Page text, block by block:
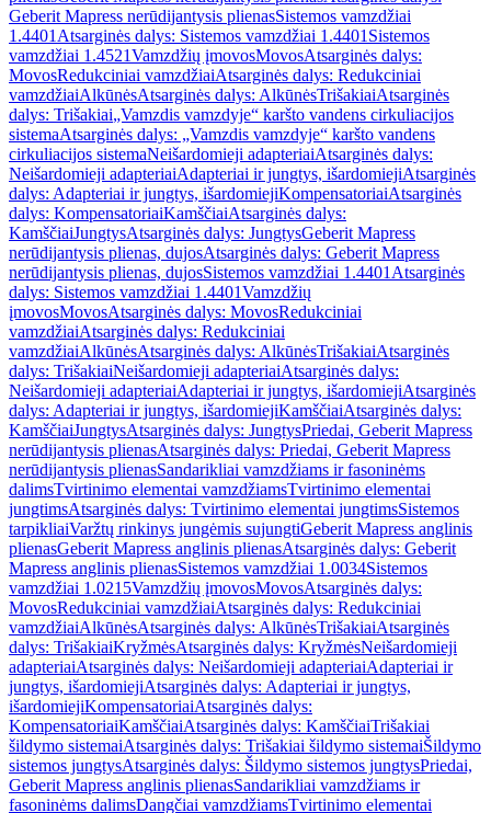
Geberit Mapress nerūdijantysis plienasSistemos vamzdžiai
1.4401 Atsarginės dalys: Sistemos vamzdžiai 1.4401 Sistemos
vamzdžiai 1.4521Vamzdžių įmovosMovosAtsarginės dalys:
MovosRedukciniai vamzdžiaiAtsarginės dalys: Redukciniai
vamzdžiaiAlkūnėsAtsarginės dalys: AlkūnėsTrišakiaiAtsarginės
dalys: Trišakiai„Vamzdis vamzdyje“ karšto vandens cirkuliacijos
sistemaAtsarginės dalys: „Vamzdis vamzdyje“ karšto vandens
cirkuliacijos sistemaNeišardomieji adapteriaiAtsarginės dalys:
Neišardomieji adapteriaiAdapteriai ir jungtys, išardomiejiAtsarginės
dalys: Adapteriai ir jungtys, išardomiejiKompensatoriaiAtsarginės
dalys: KompensatoriaiKamščiaiAtsarginės dalys:
KamščiaiJungtysAtsarginės dalys: JungtysGeberit Mapress
nerūdijantysis plienas, dujosAtsarginės dalys: Geberit Mapress
nerūdijantysis plienas, dujosSistemos vamzdžiai 1.4401 Atsarginės
dalys: Sistemos vamzdžiai 1.4401Vamzdžių
įmovosMovosAtsarginės dalys: MovosRedukciniai
vamzdžiaiAtsarginės dalys: Redukciniai
vamzdžiaiAlkūnėsAtsarginės dalys: AlkūnėsTrišakiaiAtsarginės
dalys: TrišakiaiNeišardomieji adapteriaiAtsarginės dalys:
Neišardomieji adapteriaiAdapteriai ir jungtys, išardomiejiAtsarginės
dalys: Adapteriai ir jungtys, išardomiejiKamščiaiAtsarginės dalys:
KamščiaiJungtysAtsarginės dalys: JungtysPriedai, Geberit Mapress
nerūdijantysis plienasAtsarginės dalys: Priedai, Geberit Mapress
nerūdijantysis plienasSandarikliai vamzdžiams ir fasoninėms
dalimsTvirtinimo elementai vamzdžiamsTvirtinimo elementai
jungtimsAtsarginės dalys: Tvirtinimo elementai jungtimsSistemos
tarpikliaiVaržtų rinkinys jungėmis sujungtiGeberit Mapress anglinis
plienasGeberit Mapress anglinis plienasAtsarginės dalys: Geberit
Mapress anglinis plienasSistemos vamzdžiai 1.0034Sistemos
vamzdžiai 1.0215Vamzdžių įmovosMovosAtsarginės dalys:
MovosRedukciniai vamzdžiaiAtsarginės dalys: Redukciniai
vamzdžiaiAlkūnėsAtsarginės dalys: AlkūnėsTrišakiaiAtsarginės
dalys: TrišakiaiKryžmėsAtsarginės dalys: KryžmėsNeišardomieji
adapteriaiAtsarginės dalys: Neišardomieji adapteriaiAdapteriai ir
jungtys, išardomiejiAtsarginės dalys: Adapteriai ir jungtys,
išardomiejiKompensatoriaiAtsarginės dalys:
KompensatoriaiKamščiaiAtsarginės dalys: KamščiaiTrišakiai
šildymo sistemaiAtsarginės dalys: Trišakiai šildymo sistemaiŠildymo
sistemos jungtysAtsarginės dalys: Šildymo sistemos jungtysPriedai,
Geberit Mapress anglinis plienasSandarikliai vamzdžiams ir
fasoninėms dalimsDangčiai vamzdžiamsTvirtinimo elementai